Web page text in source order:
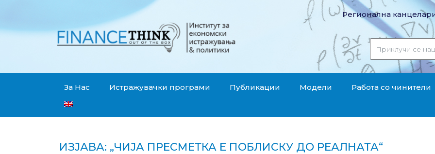
Регионална
За Нас Истражувачки програми Публикации Модели Работа со чинители
ИЗЈАВА: „ЧИЈА ПРЕСМЕТКА Е ПОБЛИСКУ ДО РЕАЛНАТА“